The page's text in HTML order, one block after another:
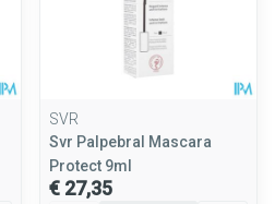
SVR
Svr Palpebral Mascara
Protect 9ml
€ 27,35